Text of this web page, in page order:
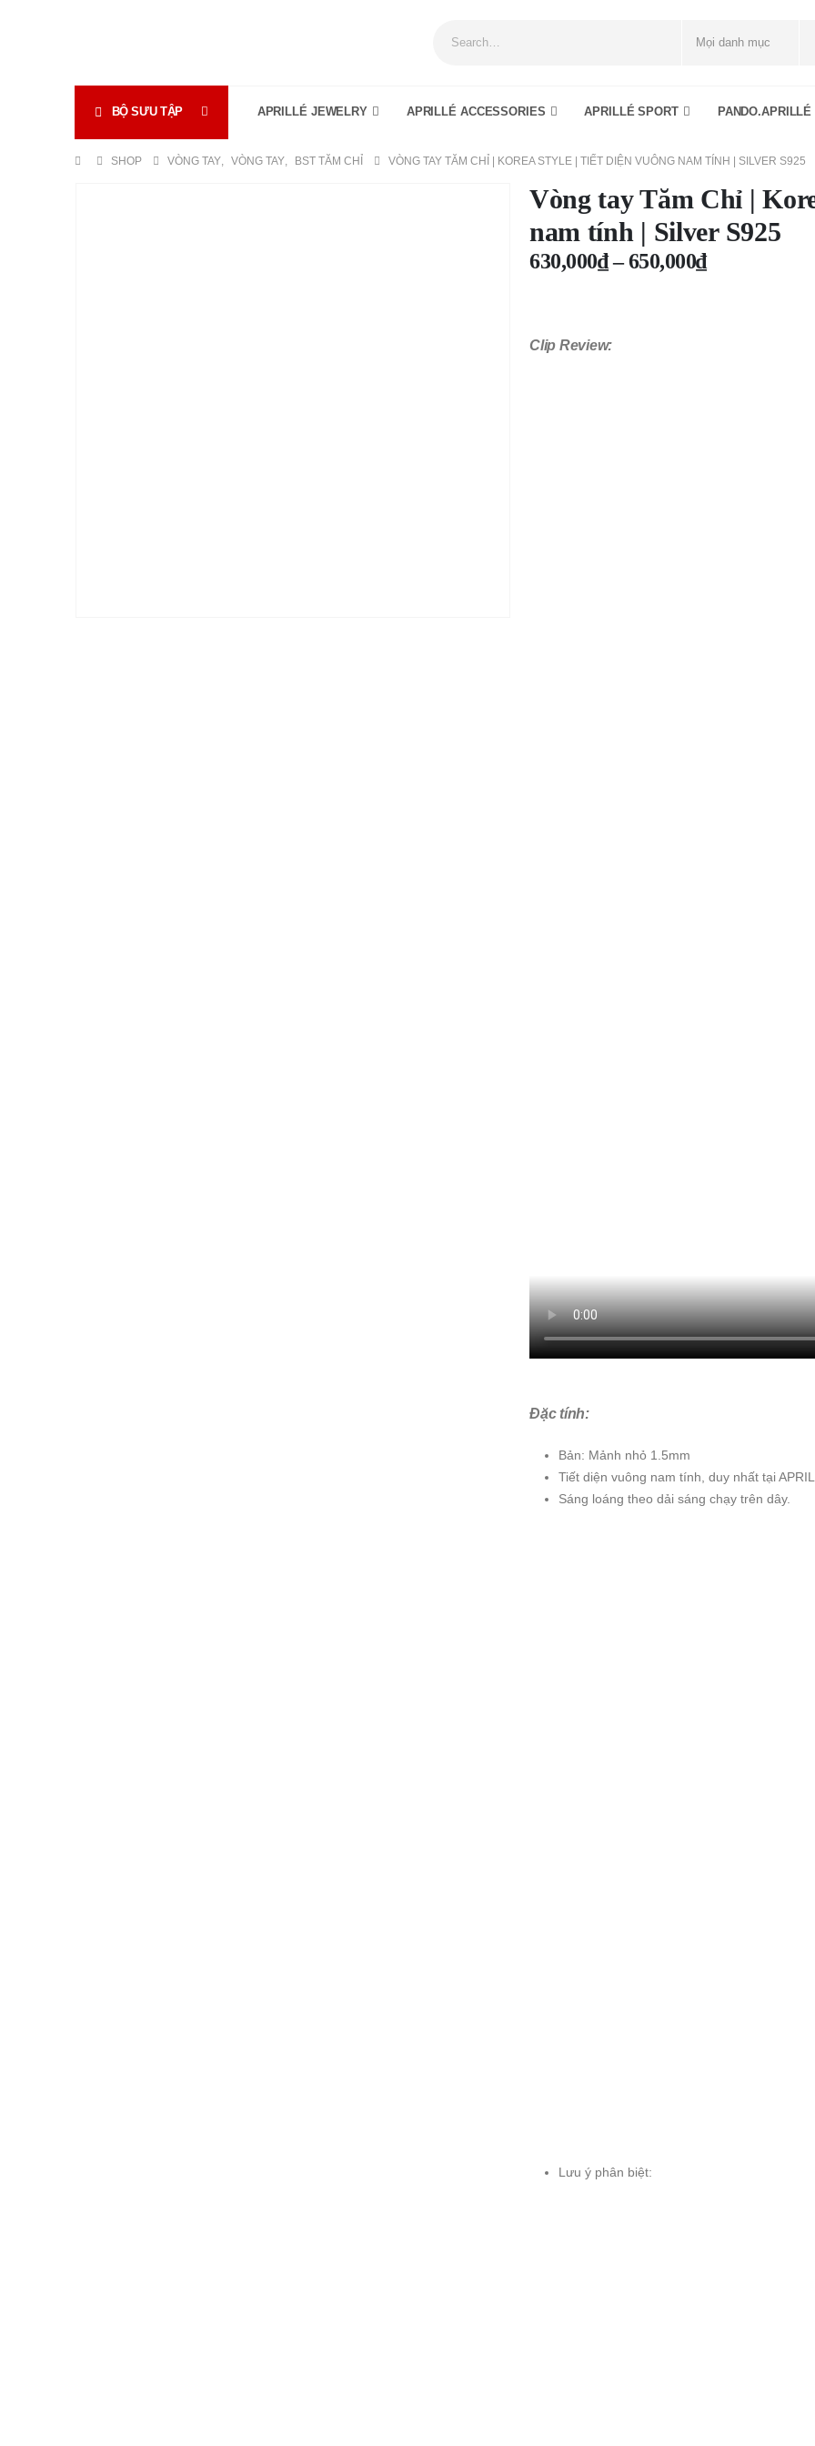
BỘ SƯU TẬP APRILLÉ JEWELRY APRILLÉ ACCESSORIES APRILLÉ SPORT PANDO.APRILLÉ
SHOP VÒNG TAY VÒNG TAY BST TĂM CHỈ VÒNG TAY TĂM CHỈ | KOREA STYLE | TIẾT DIỆN VUÔNG NAM TÍNH | SILVER S925
Vòng tay Tăm Chỉ |
nam tính | Silver S925
630,000₫ – 650,000₫
Clip Review:
Đặc tính:
Bản: Mảnh nhỏ 1.5mm
Tiết diện vuông nam tính, duy nhất tại
Sáng loáng theo dải sáng chạy trên dây.
Lưu ý phân biệt: